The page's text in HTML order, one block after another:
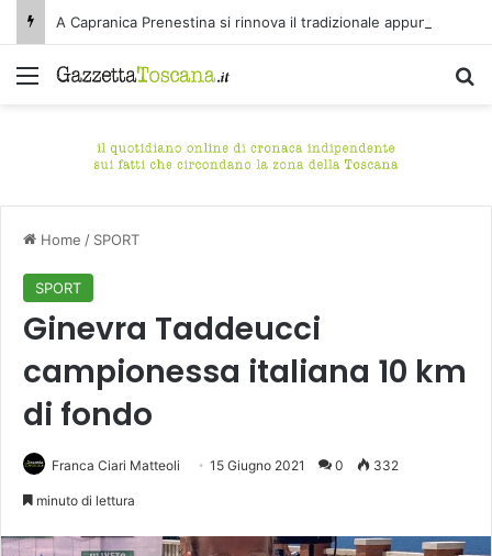
Menu
Home / SPORT
SPORT
Ginevra Taddeucci
campionessa italiana 10 km
di fondo
Franca Ciari Matteoli 15 Giugno 2021 0 332
minuto di lettura